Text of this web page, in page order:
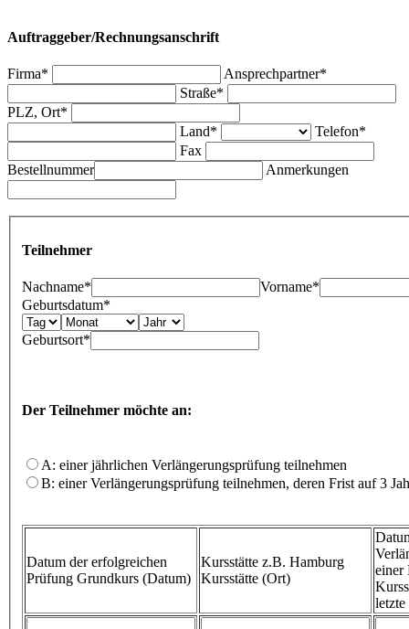
Auftraggeber/Rechnungsanschrift
Firma*
Ansprechpartner*
Straße*
PLZ, Ort*
Land*
Telefon*
Fax
Bestellnummer
Anmerkungen
Teilnehmer
Nachname*
Vorname*
Geburtsdatum*
Geburtsort*
Der Teilnehmer möchte an:
A: einer jährlichen Verlängerungsprüfung teilnehmen
B: einer Verlängerungsprüfung teilnehmen, deren Frist auf 3
Datum der erfolgreichen
Prüfung Grundkurs (Datum)
Kursstätte z.B. Hamburg
Kursstätte (Ort)
einer